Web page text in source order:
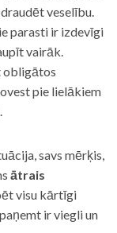
veselību.
parasti ir izdevīgi
vairāk.
obligātos
pie lielākiem
savs mērķis,
ātrais
visu kārtīgi
ir viegli un